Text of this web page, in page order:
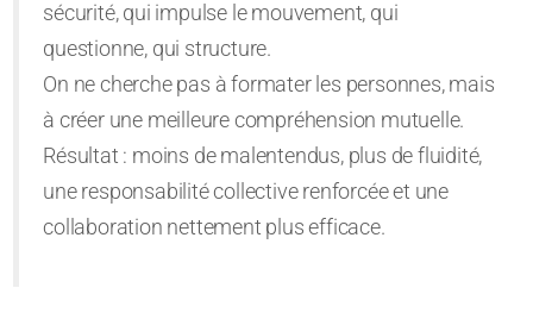
sécurité, qui impulse le mouvement, qui
questionne, qui structure.
On ne cherche pas à formater les personnes, mais
à créer une meilleure compréhension mutuelle.
Résultat : moins de malentendus, plus de fluidité,
une responsabilité collective renforcée et une
collaboration nettement plus efficace.